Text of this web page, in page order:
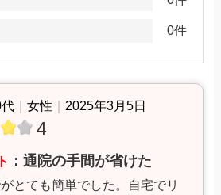
0件
｜女性 2025年3月5日
4
：通院の手間が省けた
とても簡単でした。自宅でリ